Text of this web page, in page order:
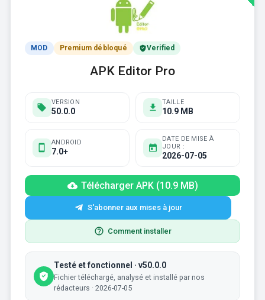
MOD Premium débloqué Verified
APK Editor Pro
VERSION
50.0.0
TAILLE
10.9 MB
ANDROID
7.0+
DATE DE MISE À
JOUR :
2026-07-05
Télécharger APK (10.9 MB)
S'abonner aux mises à jour
Comment installer
Testé et fonctionnel · v50.0.0
Fichier téléchargé, analysé et installé par nos
rédacteurs · 2026-07-05